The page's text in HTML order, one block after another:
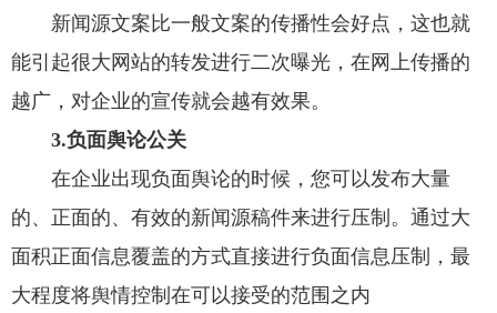
新闻源文案比一般文案的传播性会好点，这也就
能引起很大网站的转发进行二次曝光，在网上传播的
越广，对企业的宣传就会越有效果。
3.负面舆论公关
在企业出现负面舆论的时候，您可以发布大量
的、正面的、有效的新闻源稿件来进行压制。通过大
面积正面信息覆盖的方式直接进行负面信息压制，最
大程度将舆情控制在可以接受的范围之内